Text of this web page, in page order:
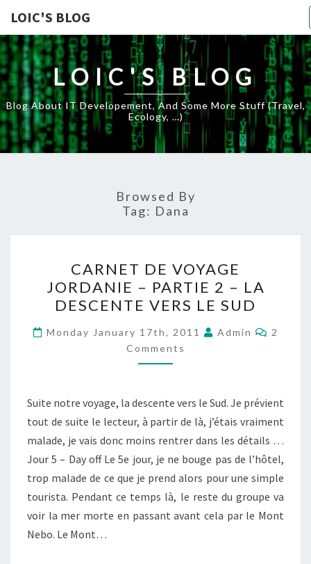
LOIC'S BLOG
LOIC'S BLOG
Blog About IT Developement, And Some More Stuff (travel,
Ecology, …)
Browsed By
Tag: Dana
DE
VOYAGE
JORDANIE
–
PARTIE
2
LA
DESCENTE
VERS
LE
SUD
CARNET DE VOYAGE
JORDANIE – PARTIE 2 – LA
DESCENTE VERS LE SUD
Monday January 17th, 2011 Admin
2
Comments
Suite notre voyage, la descente vers le Sud. Je prévient
tout de suite le lecteur, à partir de là, j’étais vraiment
malade, je vais donc moins rentrer dans les détails …
Jour 5 – Day off Le 5e jour, je ne bouge pas de l’hôtel,
trop malade de ce que je prend alors pour une simple
tourista. Pendant ce temps là, le reste du groupe va
voir la mer morte en passant avant cela par le Mont
Nebo. Le Mont…